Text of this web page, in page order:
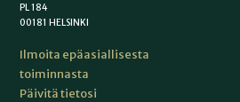
PL 184
00181 HELSINKI
Ilmoita epäasiallisesta
toiminnasta
Päivitä tietosi